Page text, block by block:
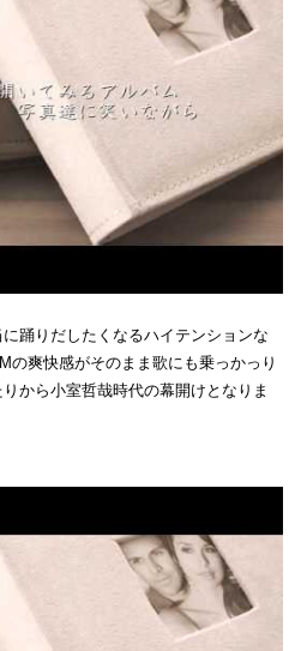
踊りだしたくなるハイテンションな
の爽快感がそのまま歌にも乗っかっり
から小室哲哉時代の幕開けとなりま